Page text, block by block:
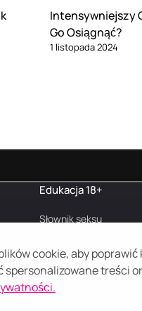
cookie, aby
spersonalizowane treści
Intensywniejszy
Go Osiągnąć?
1 listopada 2024
Edukacja 18+
Słownik seksu
Blog